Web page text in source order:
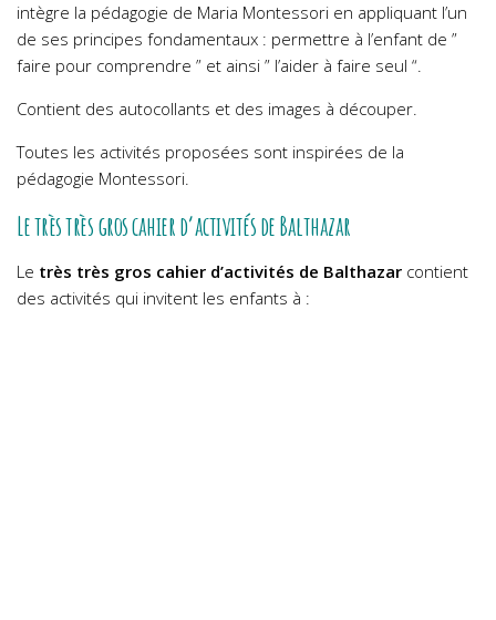
intègre la pédagogie de Maria Montessori en appliquant l’un
de ses principes fondamentaux : permettre à l’enfant de ”
faire pour comprendre ” et ainsi ” l’aider à faire seul “.
Contient des autocollants et des images à découper.
Toutes les activités proposées sont inspirées de la
pédagogie Montessori.
Le très très gros cahier d’activités de Balthazar
Le très très gros cahier d’activités de Balthazar contient
des activités qui invitent les enfants à :